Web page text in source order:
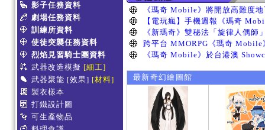
影子任務資料
劇場任務資料
訓練所資料
使徒突襲任務資料
烈焰見習騎士團資料
武器改造模擬 [細工]
武器聚能 [效果] [材料]
製衣樣本
打鐵設計圖
可生產物品
最新奇幻繪圖館